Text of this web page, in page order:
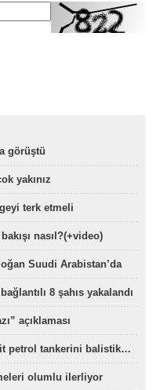
görüştü
yakınız
terk etmeli
nasıl?(+video)
Suudi Arabistan’da
8 şahıs yakalandı
açıklaması
petrol tankerini balistik…
olumlu ilerliyor